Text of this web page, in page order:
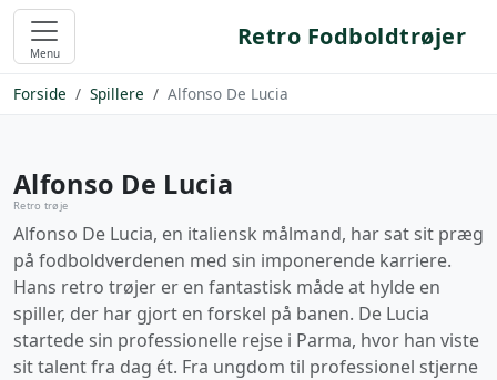
Menu
Retro Fodboldtrøjer
Forside Spillere Alfonso De Lucia
Alfonso De Lucia
Retro trøje
Alfonso De Lucia, en italiensk målmand, har sat sit præg
på fodboldverdenen med sin imponerende karriere.
Hans retro trøjer er en fantastisk måde at hylde en
spiller, der har gjort en forskel på banen. De Lucia
startede sin professionelle rejse i Parma, hvor han viste
sit talent fra dag ét. Fra ungdom til professionel stjerne